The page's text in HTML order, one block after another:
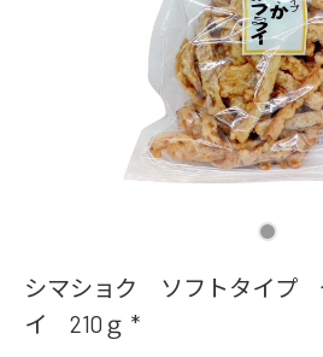
シマショク ソフトタイプ
イ 210ｇ *